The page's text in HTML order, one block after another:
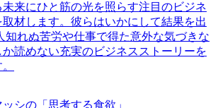
未来にひと筋の光を照らす注目のビジネ
取材します。彼らはいかにして結果を出
知れぬ苦労や仕事で得た意外な気づきな
か読めない充実のビジネスストーリーを
シの「思考する食欲」